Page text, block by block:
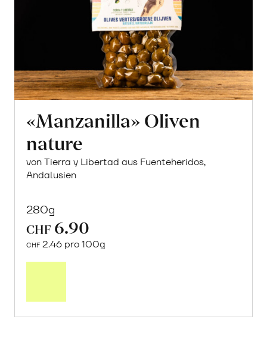
«Manzanilla» Oliven
nature
von Tierra y Libertad aus Fuenteheridos,
Andalusien
280g
CHF 6.90
CHF 2.46 pro 100g